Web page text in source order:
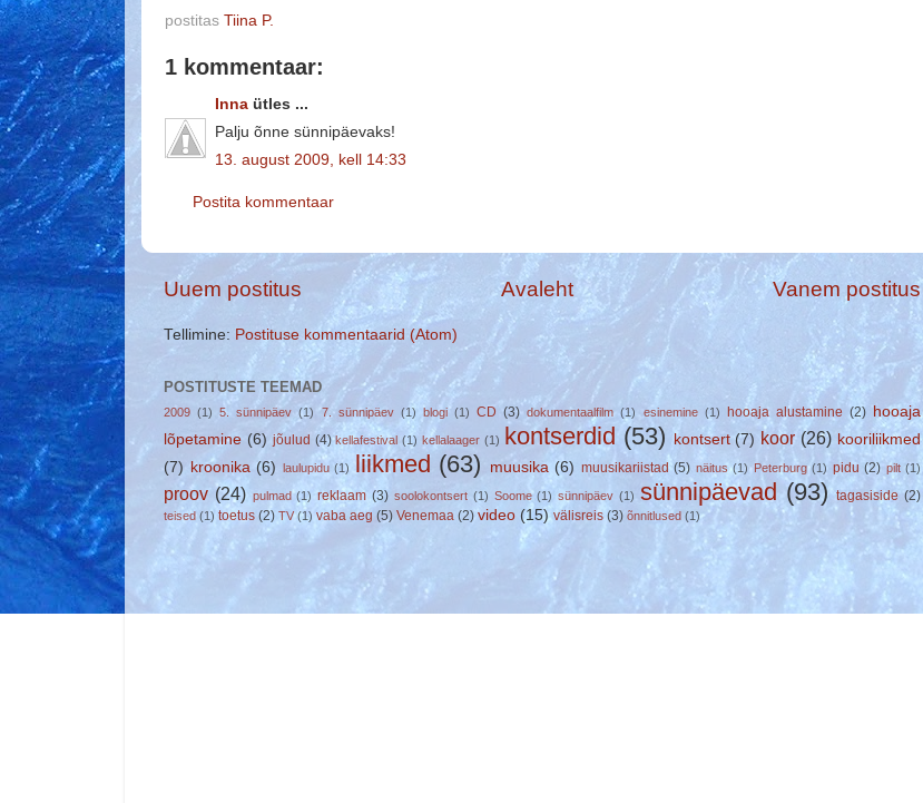
postitas Tiina P.
1 kommentaar:
Inna ütles ...
Palju õnne sünnipäevaks!
13. august 2009, kell 14:33
Postita kommentaar
Uuem postitus Vanem postitus
Avaleht
Tellimine: Postituse kommentaarid (Atom)
POSTITUSTE TEEMAD
2009 (1) 5. sünnipäev (1) 7. sünnipäev (1) blogi (1) CD (3) dokumentaalfilm (1) esinemine (1) hooaja alustamine (2) hooaja
lõpetamine (6) jõulud (4) kellafestival (1) kellalaager (1) kontserdid (53) kontsert (7) koor (26) kooriliikmed
(7) kroonika (6) laulupidu (1) liikmed (63) muusika (6) muusikariistad (5) näitus (1) Peterburg (1) pidu (2) pilt (1)
proov (24) pulmad (1) reklaam (3) soolokontsert (1) Soome (1) sünnipäev (1) sünnipäevad (93) tagasiside (2)
teised (1) toetus (2) TV (1) vaba aeg (5) Venemaa (2) video (15) välisreis (3) õnnitlused (1)